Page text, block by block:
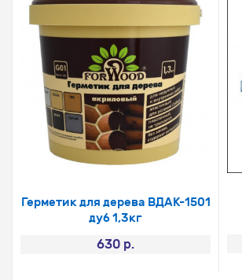
Герметик для дерева ВДАК-1501
дуб 1,3кг
630 р.